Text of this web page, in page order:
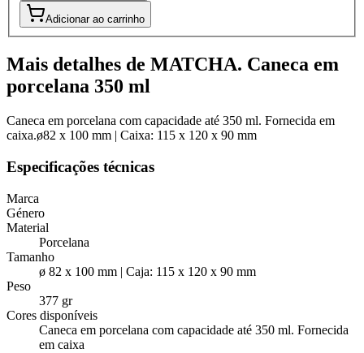
Adicionar ao carrinho
Mais detalhes de MATCHA. Caneca em
porcelana 350 ml
Caneca em porcelana com capacidade até 350 ml. Fornecida em
caixa.ø82 x 100 mm | Caixa: 115 x 120 x 90 mm
Especificações técnicas
Marca
Género
Material
Porcelana
Tamanho
ø 82 x 100 mm | Caja: 115 x 120 x 90 mm
Peso
377 gr
Cores disponíveis
Caneca em porcelana com capacidade até 350 ml. Fornecida
em caixa